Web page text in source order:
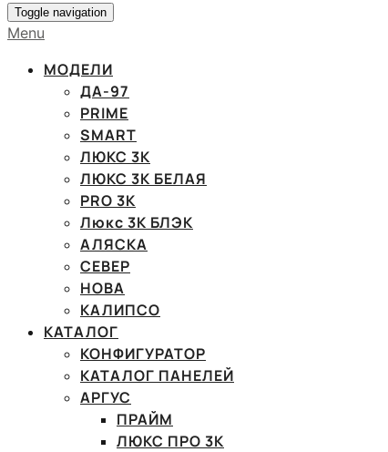
Toggle navigation
Menu
МОДЕЛИ
ДА-97
PRIME
SMART
ЛЮКС 3К
ЛЮКС 3К БЕЛАЯ
PRO 3K
Люкс 3К БЛЭК
АЛЯСКА
СЕВЕР
НОВА
КАЛИПСО
КАТАЛОГ
КОНФИГУРАТОР
КАТАЛОГ ПАНЕЛЕЙ
АРГУС
ПРАЙМ
ЛЮКС ПРО 3К